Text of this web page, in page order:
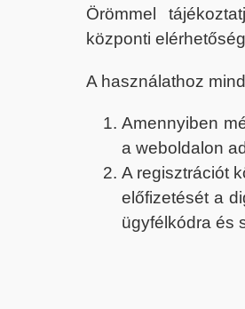
Örömmel
központi
A használathoz
Amennyiben
a weboldalon
A regisztrációt
előfizetését a
ügyfélkódra és